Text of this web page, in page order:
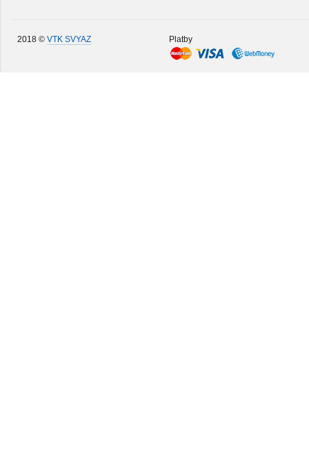
2018 © VTK SVYAZ Platby